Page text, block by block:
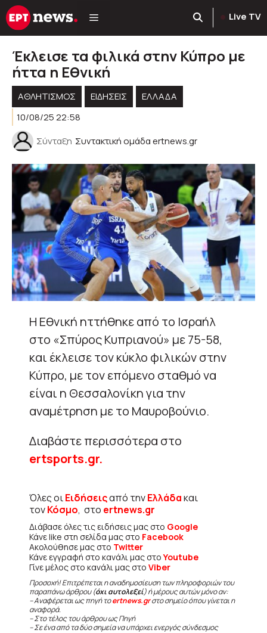
Μετάβαση
σε
Live TV
Έκλεισε τα φιλικά στην Κύπρο με
ήττα η Εθνική
ΑΘΛΗΤΙΣΜΟΣ ΕΙΔΗΣΕΙΣ
ΕΛΛΑΔΑ
10/08/25 22:58
Σύνταξη Συντακτική ομάδα ertnews.gr
Η Εθνική ηττήθηκε από το Ισραήλ
στο «Σπύρος Κυπριανού» με 75-58,
και έκλεισε τον κύκλο φιλικών στην
Κύπρο, με τον επόμενο σταθμό να
είναι η Θεσσαλονίκη για την
αναμέτρηση με το Μαυροβούνιο.
Διαβάστε περισσότερα στο
ertsports.gr.
Όλες οιΕιδήσειςαπό τηνΕλλάδακαι
τονΚόσμο, στο ertnews.gr
Διάβασε όλες τις ειδήσεις μας στο Google
Κάνε like στη σελίδα μας στο Facebook
Ακολούθησε μας στο Twitter
Κάνε εγγραφή στο κανάλι μας στοYoutube
Γίνε μέλος στο κανάλι μας στο Viber
Προσοχή! Επιτρέπεται η αναδημοσίευση των πληροφοριών του
παραπάνω άρθρου (όχι αυτολεξεί) ή μέρους αυτών μόνο αν:
– Αναφέρεται ως πηγή τοertnews.grστο σημείο όπου γίνεται η
αναφορά.
– Στο τέλος του άρθρου ως Πηγή
– Σε ένα από τα δύο σημεία να υπάρχει ενεργός σύνδεσμος